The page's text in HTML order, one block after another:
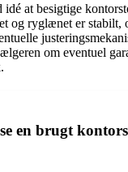
idé at besigtige
og ryglænet er stabilt,
om eventuel
en brugt